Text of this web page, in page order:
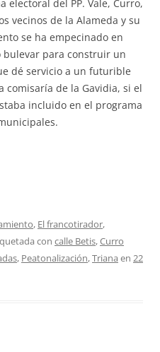
electoral del PP. Vale, Curro,
vecinos de la Alameda y su
se ha empecinado en
bulevar para construir un
dé servicio a un futurible
comisaría de la Gavidia, si el
incluido en el programa
, El francotirador,
con calle Betis,Curro
, Peatonalización,Triana en 22